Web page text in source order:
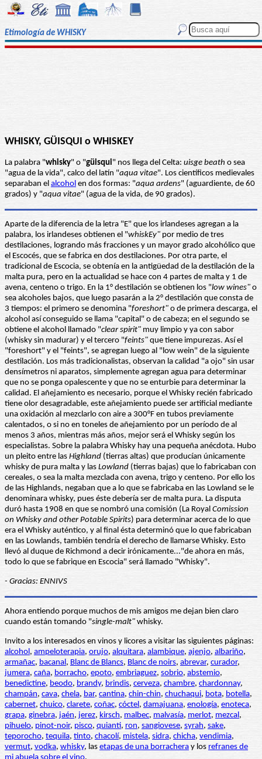
Etimología de WHISKY
WHISKY, GÜISQUI o WHISKEY
La palabra "whisky" o "güisqui" nos llega del Celta: uisge beath o sea
"agua de la vida", calco del latín "aqua vitae". Los científicos medievales
separaban el alcohol en dos formas: "aqua ardens" (aguardiente, de 60
grados) y "aqua vitae" (agua de la vida, de 90 grados).
Aparte de la diferencia de la letra "E" que los irlandeses agregan a la
palabra, los irlandeses obtienen el "whiskEy" por medio de tres
destilaciones, logrando más fracciones y un mayor grado alcohólico que
el Escocés, que se fabrica en dos destilaciones. Por otra parte, el
tradicional de Escocia, se obtenía en la antigüedad de la destilación de la
malta pura, pero en la actualidad se hace con 4 partes de malta y 1 de
avena, centeno o trigo. En la 1° destilación se obtienen los "low wines" o
sea alcoholes bajos, que luego pasarán a la 2° destilación que consta de
3 tiempos: el primero se denomina "foreshort" o de primera descarga, el
alcohol así conseguido se llama "capital" o de cabeza; en el segundo se
obtiene el alcohol llamado "clear spirit" muy limpio y ya con sabor
(whisky sin madurar) y el tercero "feints" que tiene impurezas. Así el
"foreshort" y el "feints", se agregan luego al "low wein" de la siguiente
destilación. Los más tradicionalistas, observan la calidad "a ojo" sin usar
densímetros ni aparatos, simplemente agregan agua para determinar
que no se ponga opalescente y que no se enturbie para determinar la
calidad. El añejamiento es necesario, porque el Whisky recién fabricado
tiene olor desagradable, este añejamiento puede ser artificial mediante
una oxidación al mezclarlo con aire a 300°F en tubos previamente
calentados, o si no en toneles de añejamiento por un período de al
menos 3 años, mientras más años, mejor será el Whisky según los
especialistas. Sobre la palabra Whisky hay una pequeña anécdota. Hubo
un pleito entre las Highland (tierras altas) que producían únicamente
whisky de pura malta y las Lowland (tierras bajas) que lo fabricaban con
cereales, o sea la malta mezclada con avena, trigo y centeno. Por ello los
de las Highlands, negaban que a lo que se fabricaba en las Lowland se le
denominara whisky, pues éste debería ser de malta pura. La disputa
duró hasta 1908 en que se nombró una comisión (La Royal Comission
on Whisky and other Potable Spirits) para determinar acerca de lo que
era el Whisky auténtico, y al final ésta determinó que lo que fabricaban
en las Lowlands, también tendría el derecho de llamarse Whisky. Esto
llevó al duque de Richmond a decir irónicamente..."de ahora en más,
todo lo que se fabrique en Escocia" será llamado "Whisky".
- Gracias: ENNIVS
Ahora entiendo porque muchos de mis amigos me dejan bien claro
cuando están tomando "single-malt" whisky.
Invito a los interesados en vinos y licores a visitar las siguientes páginas:
alcohol, ampeloterapia, orujo, alquitara, alambique, ajenjo, albariño,
armañac, bacanal, Blanc de Blancs, Blanc de noirs, abrevar, curador,
jumera, caña, borracho, epoto, embriaguez, sobrio, abstemio,
benedictine, beodo, brandy, brindis, cerveza, chambre, chardonnay,
champán, cava, chela, bar, cantina, chin-chin, chuchaqui, bota, botella,
cabernet, chuico, clarete, coñac, cóctel, damajuana, enología, enoteca,
grapa, ginebra, jaén, jerez, kirsch, malbec, malvasía, merlot, mezcal,
pihuelo, pinot-noir, pisco, quianti, ron, sangiovese, syrah, sake,
teporocho, tequila, tinto, chacolí, mistela, sidra, chicha, vendimia,
vermut, vodka, whisky, las etapas de una borrachera y los refranes de